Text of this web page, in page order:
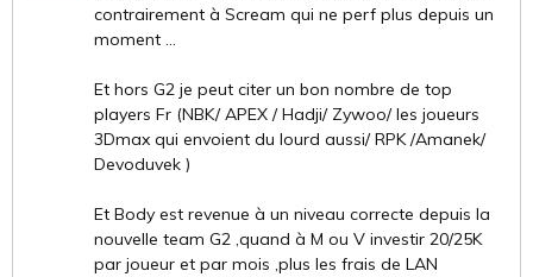
contrairement à Scream qui ne perf plus depuis un
moment ...
Et hors G2 je peut citer un bon nombre de top
players Fr (NBK/ APEX / Hadji/ Zywoo/ les joueurs
3Dmax qui envoient du lourd aussi/ RPK /Amanek/
Devoduvek )
Et Body est revenue à un niveau correcte depuis la
nouvelle team G2 ,quand à M ou V investir 20/25K
par joueur et par mois ,plus les frais de LAN